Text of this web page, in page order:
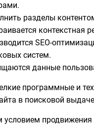
разделы
контекстная
SEO-
систем.
данные
программные и
в поисковой
продвижения